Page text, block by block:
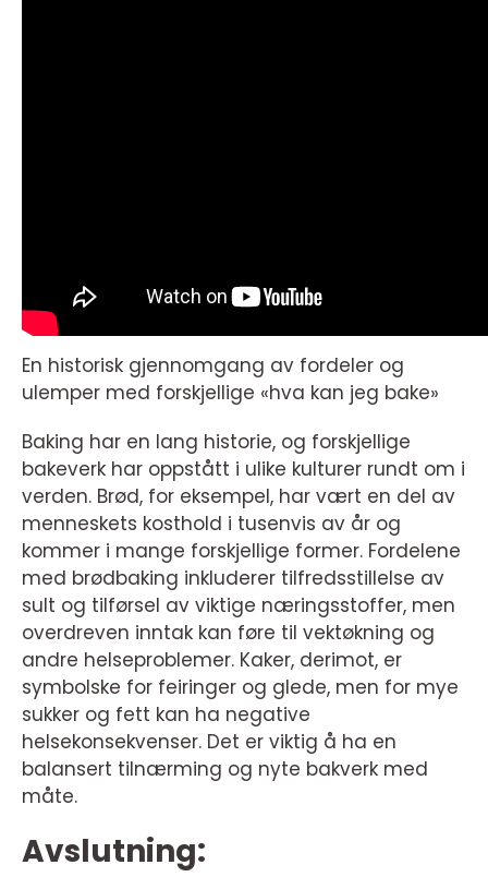
En historisk gjennomgang av fordeler og
ulemper med forskjellige «hva kan jeg bake»
Baking har en lang historie, og forskjellige
bakeverk har oppstått i ulike kulturer rundt om i
verden. Brød, for eksempel, har vært en del av
menneskets kosthold i tusenvis av år og
kommer i mange forskjellige former. Fordelene
med brødbaking inkluderer tilfredsstillelse av
sult og tilførsel av viktige næringsstoffer, men
overdreven inntak kan føre til vektøkning og
andre helseproblemer. Kaker, derimot, er
symbolske for feiringer og glede, men for mye
sukker og fett kan ha negative
helsekonsekvenser. Det er viktig å ha en
balansert tilnærming og nyte bakverk med
måte.
Avslutning: